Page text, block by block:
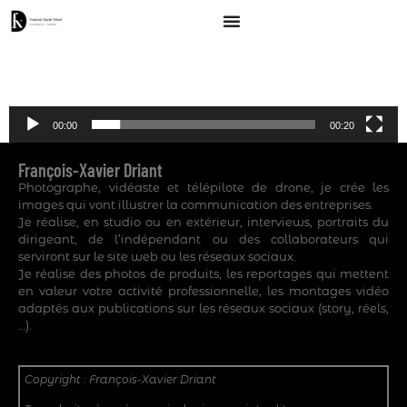
00:00 00:20
François-Xavier Driant
Photographe, vidéaste et télépilote de drone, je crée les
images qui vont illustrer la communication des entreprises.
Je réalise, en studio ou en extérieur, interviews, portraits du
dirigeant, de l’indépendant ou des collaborateurs qui
serviront sur le site web ou les réseaux sociaux.
Je réalise des photos de produits, les reportages qui mettent
en valeur votre activité professionnelle, les montages vidéo
adaptés aux publications sur les réseaux sociaux (story, réels,
…).
Copyright : François-Xavier Driant